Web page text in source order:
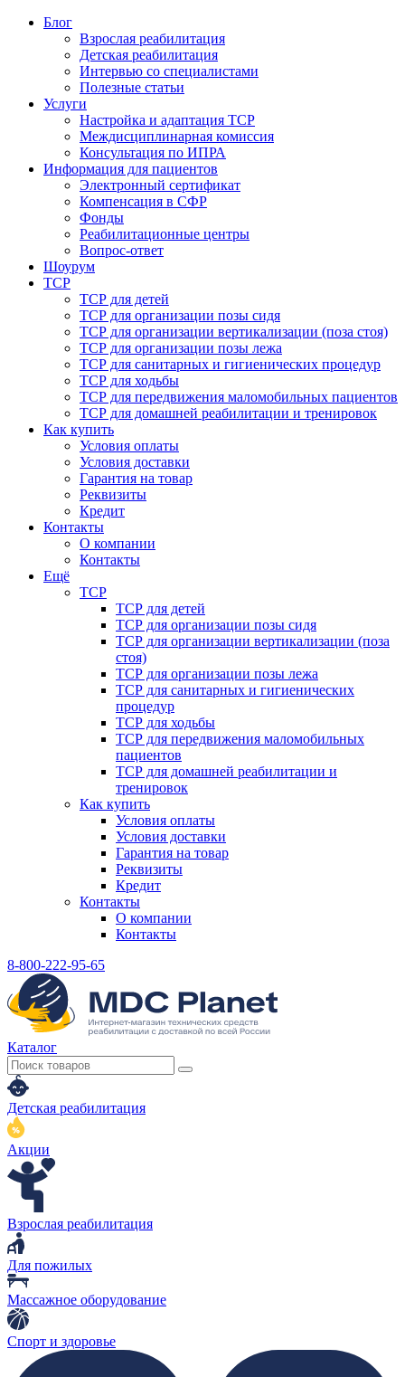
Блог
Взрослая реабилитация
Детская реабилитация
Интервью со специалистами
Полезные статьи
Услуги
Настройка и адаптация ТСР
Междисциплинарная комиссия
Консультация по ИПРА
Информация для пациентов
Электронный сертификат
Компенсация в СФР
Фонды
Реабилитационные центры
Вопрос-ответ
Шоурум
ТСР
ТСР для детей
ТСР для организации позы сидя
ТСР для организации вертикализации (поза стоя)
ТСР для организации позы лежа
ТСР для санитарных и гигиенических процедур
ТСР для ходьбы
ТСР для передвижения маломобильных пациентов
ТСР для домашней реабилитации и тренировок
Как купить
Условия оплаты
Условия доставки
Гарантия на товар
Реквизиты
Кредит
Контакты
О компании
Контакты
Ещё
ТСР
ТСР для детей
ТСР для организации позы сидя
ТСР для организации вертикализации (поза
стоя)
ТСР для организации позы лежа
ТСР для санитарных и гигиенических
процедур
ТСР для ходьбы
ТСР для передвижения маломобильных
пациентов
ТСР для домашней реабилитации и
тренировок
Как купить
Условия оплаты
Условия доставки
Гарантия на товар
Реквизиты
Кредит
Контакты
О компании
Контакты
8-800-222-95-65
Каталог
Детская реабилитация
Акции
Взрослая реабилитация
Для пожилых
Массажное оборудование
Спорт и здоровье